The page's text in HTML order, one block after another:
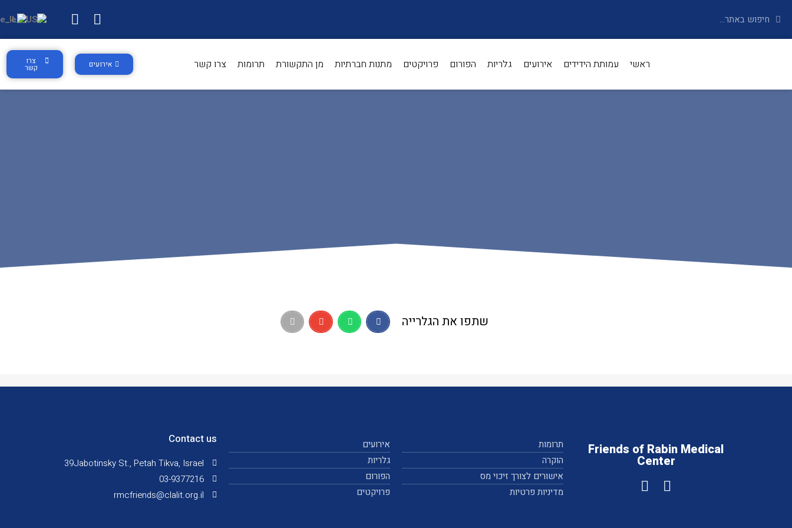
ראשי עמותת הידידים אירועים גלריות הפורום פרויקטים מתנות חברתיות מן התקשורת תרומות צרו קשר אירועים צרו
קשר
שתפו את הגלרייה
Friends of Rabin Medical
Center
תרומות
הוקרה
אישורים לצורך זיכוי מס
מדיניות פרטיות
אירועים
גלריות
הפורום
פרויקטים
Contact us
39Jabotinsky St., Petah Tikva, Israel
03-9377216
rmcfriends@clalit.org.il